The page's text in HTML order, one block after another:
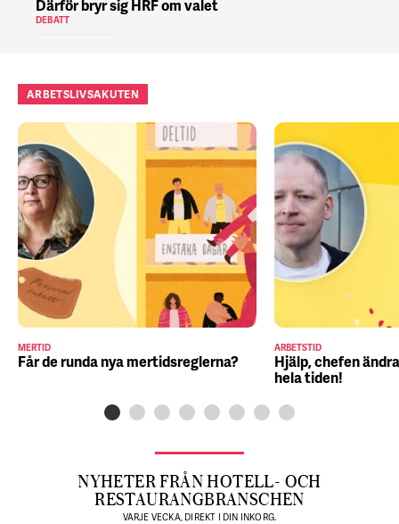
Därför bryr sig HRF om valet
DEBATT
ARBETSLIVSAKUTEN
MERTID
Får de runda nya mertidsreglerna?
ARBETSTID
Hjälp, chefen
hela tiden!
NYHETER FRÅN HOTELL- OCH
RESTAURANGBRANSCHEN
VARJE VECKA, DIREKT I DIN INKORG.